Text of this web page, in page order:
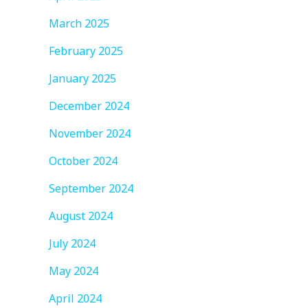
March 2025
February 2025
January 2025
December 2024
November 2024
October 2024
September 2024
August 2024
July 2024
May 2024
April 2024